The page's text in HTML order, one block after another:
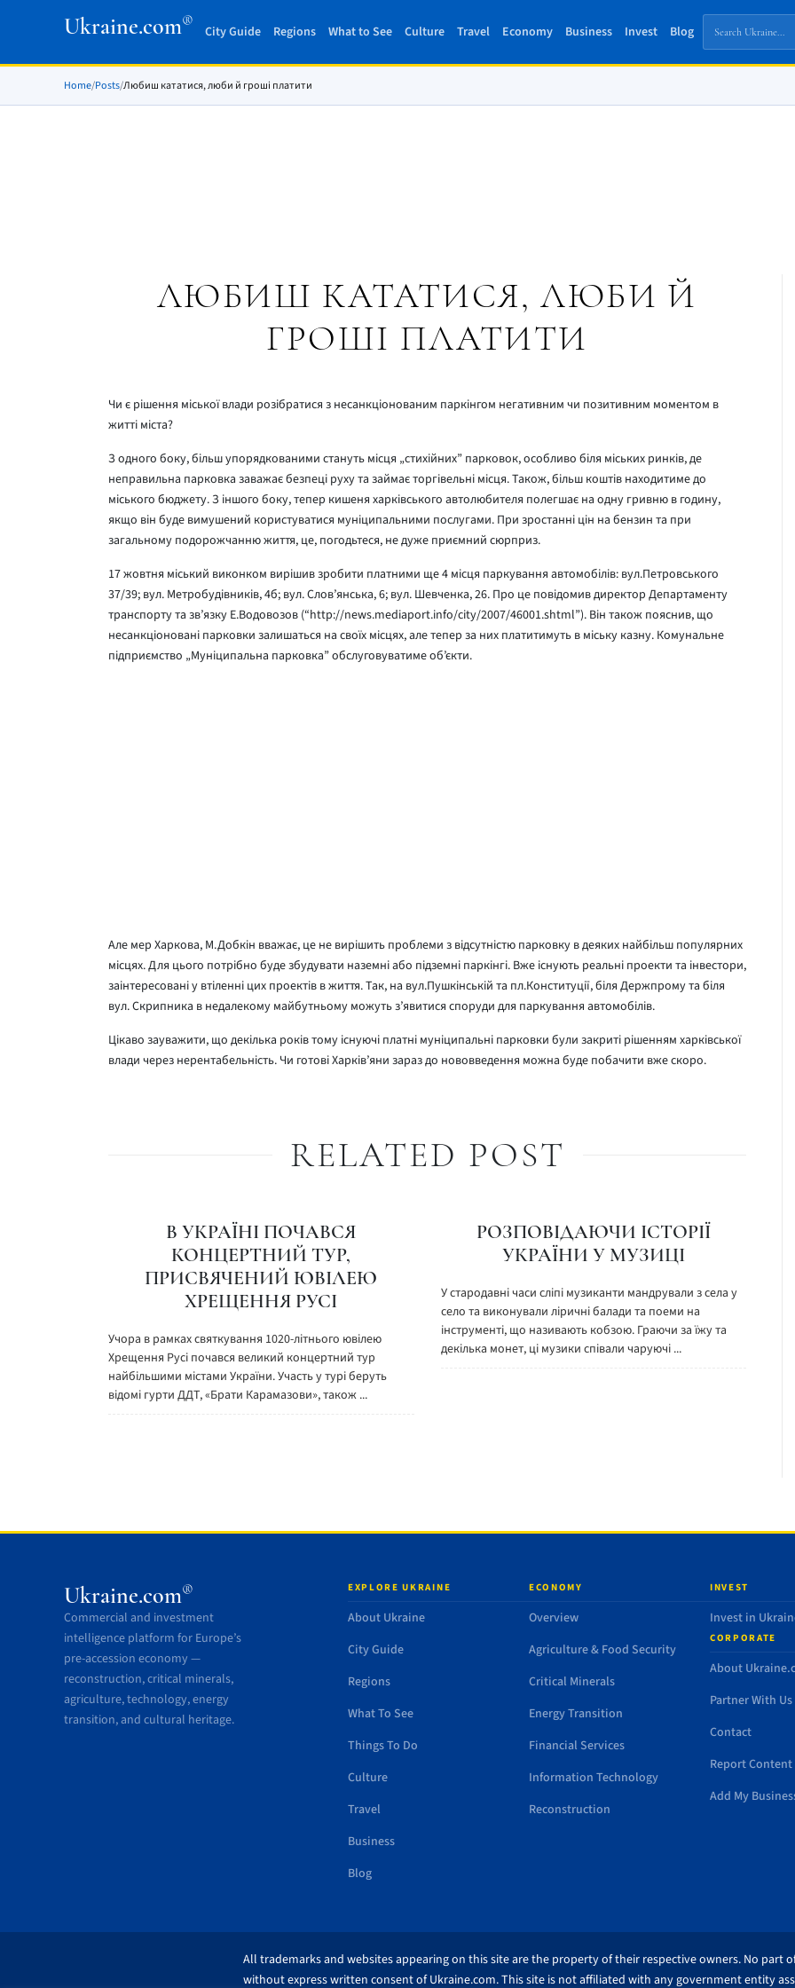
Ukraine.com®
City Guide Regions What to See Culture Travel Economy Business Invest Blog
Home/Posts/Любиш кататися, люби й гроші платити
ЛЮБИШ КАТАТИСЯ, ЛЮБИ Й
ГРОШІ ПЛАТИТИ
Чи є рішення міської влади розібратися з несанкціонованим паркінгом негативним чи позитивним моментом в
житті міста?
З одного боку, більш упорядкованими стануть місця „стихійних” парковок, особливо біля міських ринків, де
неправильна парковка заважає безпеці руху та займає торгівельні місця. Також, більш коштів находитиме до
міського бюджету. З іншого боку, тепер кишеня харківського автолюбителя полегшає на одну гривню в годину,
якщо він буде вимушений користуватися муніципальними послугами. При зростанні цін на бензин та при
загальному подорожчанню життя, це, погодьтеся, не дуже приємний сюрприз.
17 жовтня міський виконком вирішив зробити платними ще 4 місця паркування автомобілів: вул.Петровського
37/39; вул. Метробудівників, 4б; вул. Слов’янська, 6; вул. Шевченка, 26. Про це повідомив директор Департаменту
транспорту та зв’язку Е.Водовозов (“http://news.mediaport.info/city/2007/46001.shtml”). Він також пояснив, що
несанкціоновані парковки залишаться на своїх місцях, але тепер за них платитимуть в міську казну. Комунальне
підприємство „Муніципальна парковка” обслуговуватиме об’єкти.
Але мер Харкова, М.Добкін вважає, це не вирішить проблеми з відсутністю парковку в деяких найбільш популярних
місцях. Для цього потрібно буде збудувати наземні або підземні паркінгі. Вже існують реальні проекти та інвестори,
заінтересовані у втіленні цих проектів в життя. Так, на вул.Пушкінській та пл.Конституції, біля Держпрому та біля
вул. Скрипника в недалекому майбутньому можуть з’явитися споруди для паркування автомобілів.
Цікаво зауважити, що декілька років тому існуючі платні муніципальні парковки були закриті рішенням харківської
влади через нерентабельність. Чи готові Харків’яни зараз до нововведення можна буде побачити вже скоро.
RELATED POST
В УКРАЇНІ ПОЧАВСЯ
КОНЦЕРТНИЙ ТУР,
ПРИСВЯЧЕНИЙ ЮВІЛЕЮ
ХРЕЩЕННЯ РУСІ
Учора в рамках святкування 1020-літнього ювілею
Хрещення Русі почався великий концертний тур
найбільшими містами України. Участь у турі беруть
відомі гурти ДДТ, «Брати Карамазови», також ...
РОЗПОВІДАЮЧИ ІСТОРІЇ
УКРАЇНИ У МУЗИЦІ
У стародавні часи сліпі музиканти мандрували з села у
село та виконували ліричні балади та поеми на
інструменті, що називають кобзою. Граючи за їжу та
декілька монет, ці музики співали чаруючі ...
Ukraine.com®
Commercial and investment
intelligence platform for Europe’s
pre-accession economy —
reconstruction, critical minerals,
agriculture, technology, energy
transition, and cultural heritage.
EXPLORE UKRAINE
About Ukraine
City Guide
Regions
What To See
Things To Do
Culture
Travel
Business
Blog
ECONOMY
Overview
Agriculture & Food Security
Critical Minerals
Energy Transition
Financial Services
Information Technology
Reconstruction
INVEST
Invest in
CORPORATE
About
Partner With Us
Contact
Report
Add My
All trademarks and websites appearing on this site are the property of their respective owners. No part
without express written consent of Ukraine.com. This site is not affiliated with any government entity